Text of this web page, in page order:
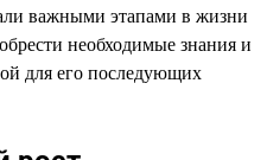
важными этапами в жизни
необходимые знания и
для его последующих